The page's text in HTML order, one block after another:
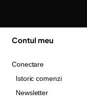
Contul meu
Conectare
Istoric comenzi
Newsletter